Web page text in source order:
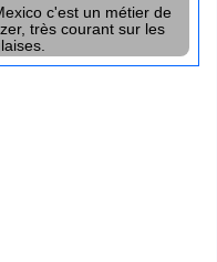
c'est un métier de
très courant sur les